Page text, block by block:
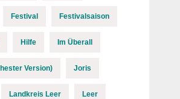
Festival Festivalsaison
Hilfe Im Überall
Version) Joris
Landkreis Leer Leer